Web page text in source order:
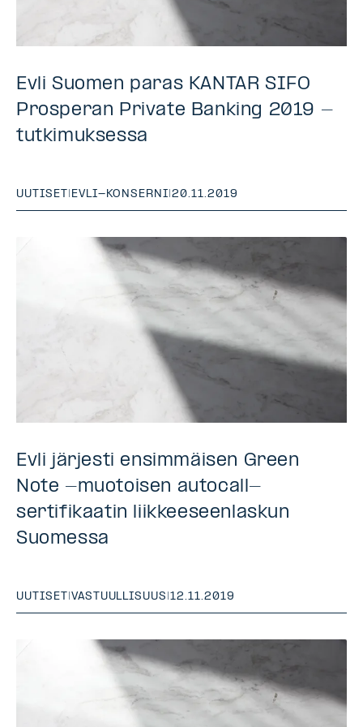
Evli Suomen paras KANTAR SIFO
Prosperan Private Banking 2019 -
tutkimuksessa
UUTISET EVLI-KONSERNI |20.11.2019
Evli järjesti ensimmäisen Green
Note -muotoisen autocall-
sertifikaatin liikkeeseenlaskun
Suomessa
UUTISET |VASTUULLISUUS |12.11.2019